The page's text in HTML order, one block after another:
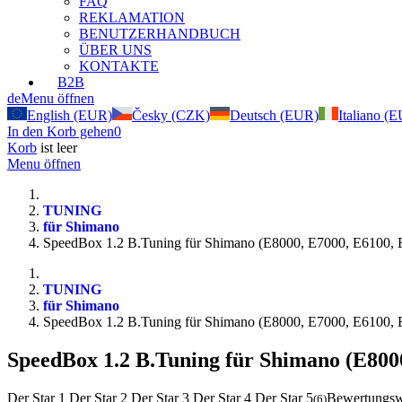
REKLAMATION
BENUTZERHANDBUCH
ÜBER UNS
KONTAKTE
B2B
deMenu öffnen
English (EUR)
Česky (CZK) Deutsch (EUR)
Italiano
In den Korb gehen0
Korb ist leer
Menu öffnen
TUNING
für Shimano
SpeedBox 1.2 B.Tuning für Shimano (E8000, E7000, E6100,
TUNING
für Shimano
SpeedBox 1.2 B.Tuning für Shimano (E8000, E7000, E6100,
SpeedBox 1.2 B.Tuning für Shimano
Der Star 1 Der Star 2 Der Star 3 Der Star 4 Der Star 5(6)